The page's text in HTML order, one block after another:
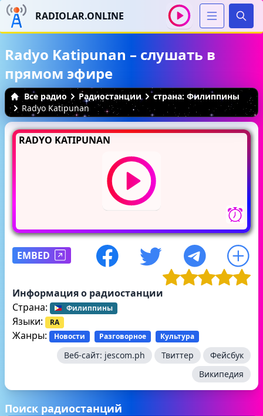
RADIOLAR.ONLINE
Radyo Katipunan – слушать в
прямом эфире
Все радио Радиостанции
страна: Филиппины
Radyo Katipunan
RADYO KATIPUNAN
EMBED
Информация о радиостанции
Страна:
Филиппины
Языки: RA
Жанры: Новости Разговорное Культура
Веб-сайт: jescom.ph Твиттер
Фейсбук
Википедия
Поиск радиостанций